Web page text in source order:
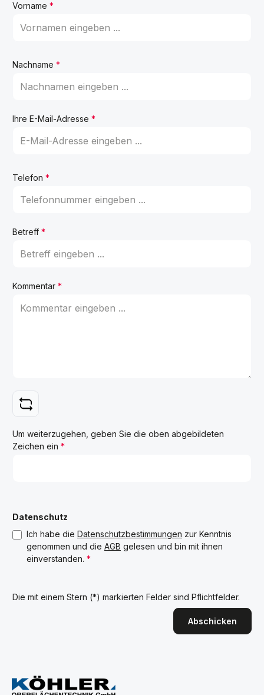
Vorname *
Nachname *
Ihre E-Mail-Adresse *
Telefon *
Betreff *
Kommentar *
Um weiterzugehen, geben Sie die oben abgebildeten
Zeichen ein *
Datenschutz
Ich habe die Datenschutzbestimmungen zur Kenntnis
genommen und die AGB gelesen und bin mit ihnen
einverstanden. *
Die mit einem Stern (*) markierten Felder sind Pflichtfelder.
Abschicken